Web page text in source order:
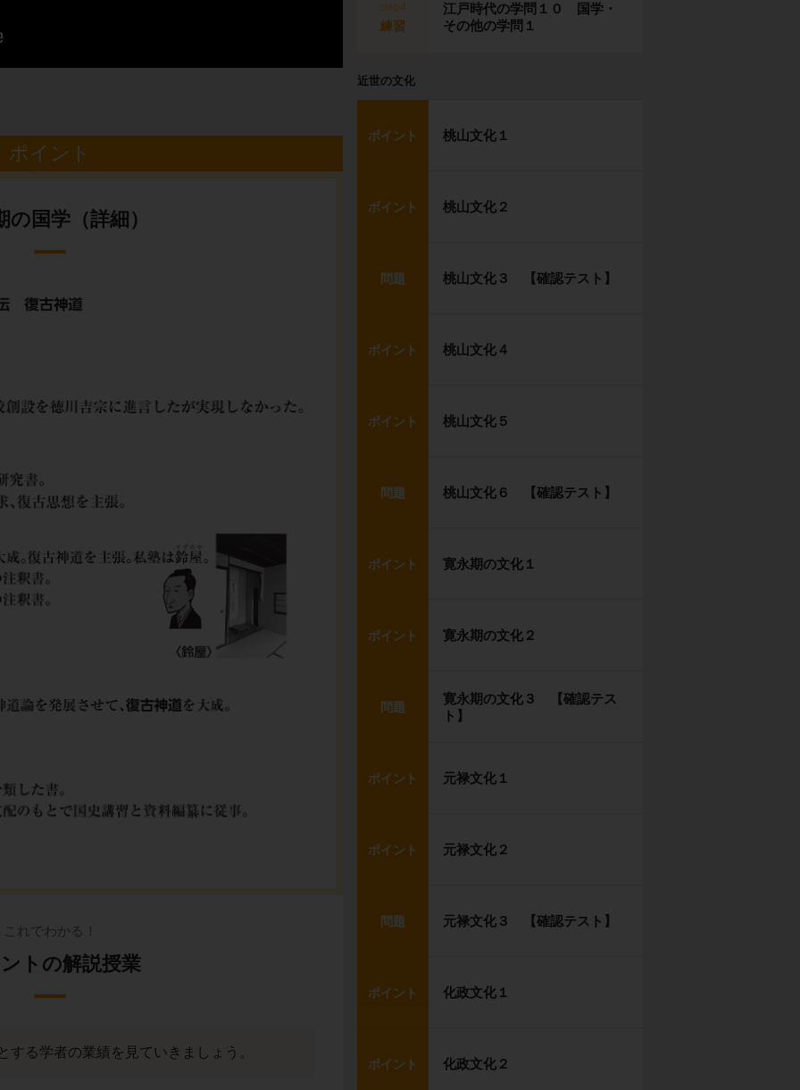
ポイント
の国学（詳細）
これでわかる！
トの解説授業
する学者の業績を見ていきましょう。
step4
練習
江戸時代の学問１０ 国学・
その他の学問１
近世の文化
ポイント 桃山文化１
ポイント 桃山文化２
問題 桃山文化３ 【確認テスト】
ポイント 桃山文化４
ポイント 桃山文化５
問題 桃山文化６ 【確認テスト】
ポイント 寛永期の文化１
ポイント 寛永期の文化２
問題
寛永期の文化３ 【確認テス
ト】
ポイント 元禄文化１
ポイント 元禄文化２
問題 元禄文化３ 【確認テスト】
ポイント 化政文化１
ポイント 化政文化２